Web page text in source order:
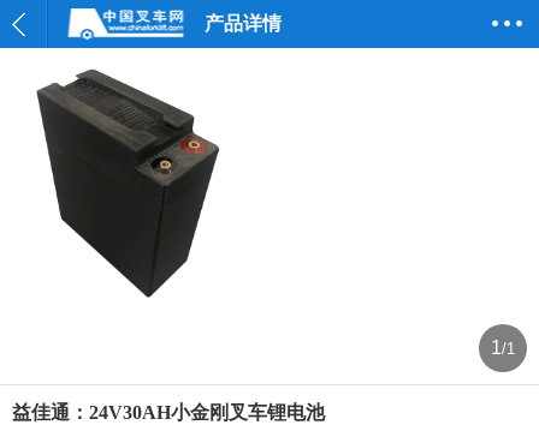
产品详情
1/1
益佳通：24V30AH小金刚叉车锂电池